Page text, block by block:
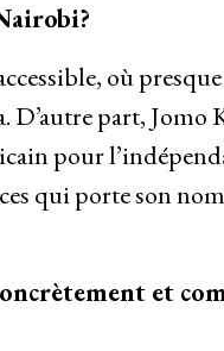
où
D’autre part, Jomo
pour
qui porte son
et